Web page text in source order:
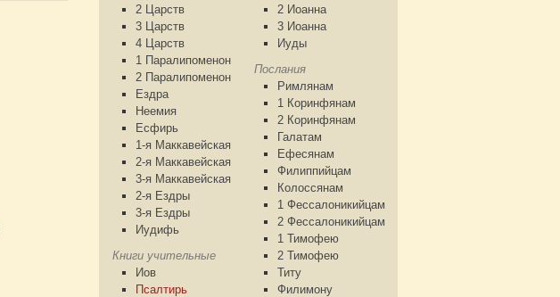
2 Царств
3 Царств
4 Царств
1 Паралипоменон
2 Паралипоменон
Ездра
Неемия
Есфирь
1-я Маккавейская
2-я Маккавейская
3-я Маккавейская
2-я Ездры
3-я Ездры
Иудифь
Книги учительные
Иов
Псалтирь
2 Иоанна
3 Иоанна
Иуды
Послания
Римлянам
1 Коринфянам
2 Коринфянам
Галатам
Ефесянам
Филиппийцам
Колоссянам
1 Фессалоникийцам
2 Фессалоникийцам
1 Тимофею
2 Тимофею
Титу
Филимону